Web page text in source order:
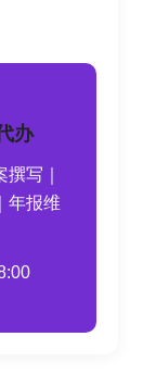
办
写｜
年报维